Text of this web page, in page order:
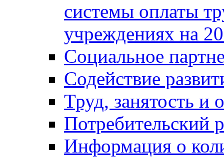
системы оплаты
учреждениях на
Социальное
Содействие
Труд, занятость и
Потребительский
Информация о